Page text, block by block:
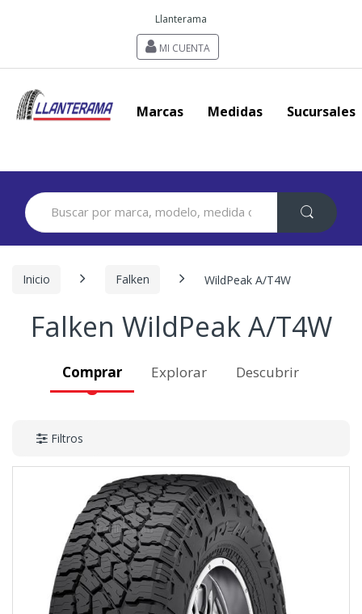
Llanterama
MI CUENTA
Marcas Medidas Sucursales
Search
for:
Inicio Falken WildPeak A/T4W
Falken WildPeak A/T4W
Comprar Explorar Descubrir
Filtros